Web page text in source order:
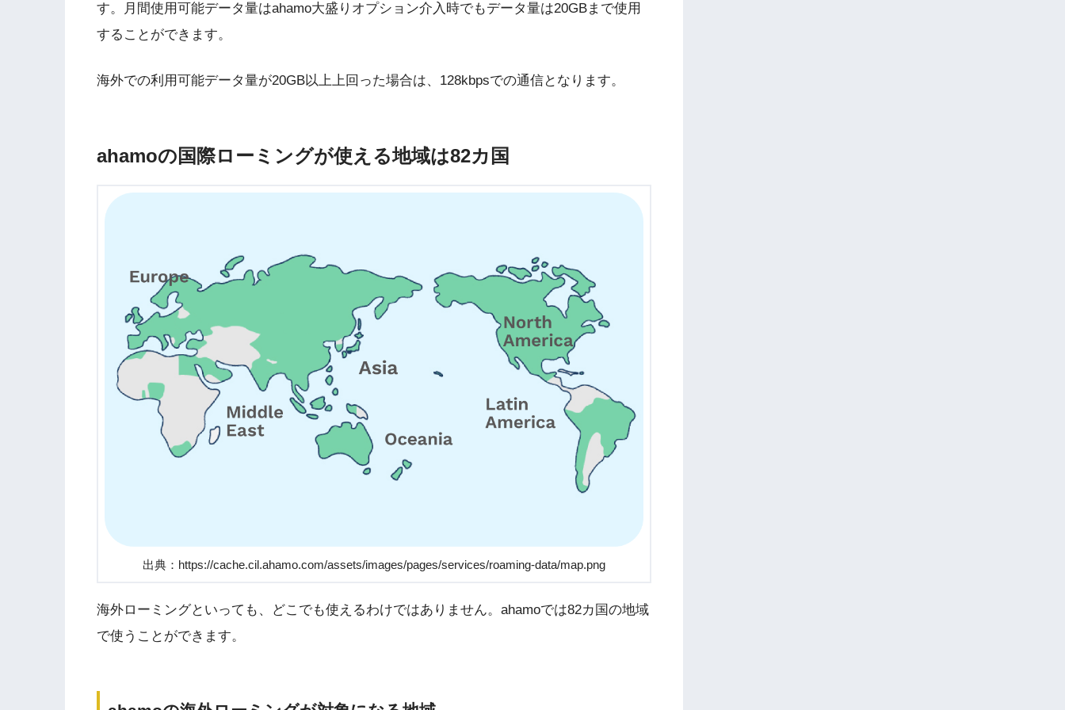
す。月間使用可能データ量はahamo大盛りオプション介入時でもデータ量は20GBまで使用
することができます。
海外での利用可能データ量が20GB以上上回った場合は、128kbpsでの通信となります。
ahamoの国際ローミングが使える地域は82カ国
出典：https://cache.cil.ahamo.com/assets/images/pages/services/roaming-data/map.png
海外ローミングといっても、どこでも使えるわけではありません。ahamoでは82カ国の地域
で使うことができます。